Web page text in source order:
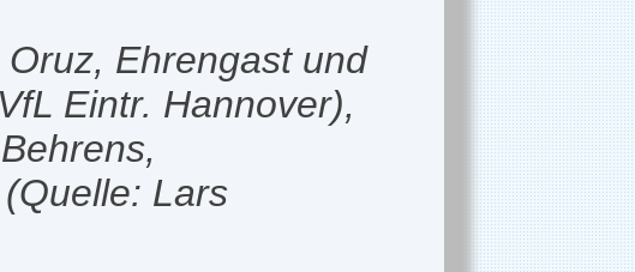
Ehrengast und
Eintr. Hannover),
Lars